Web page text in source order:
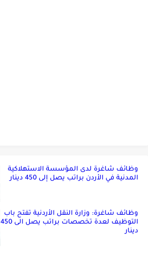
وظائف شاغرة لدى المؤسسة الاستهلاكية
المدنية في الأردن براتب يصل إلى 450 دينار
وظائف شاغرة: وزارة النقل الأردنية تفتح باب
التوظيف لعدة تخصصات براتب يصل الى 450
دينار